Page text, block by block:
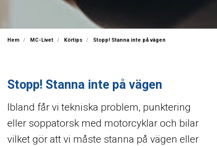
Hem MC-Livet Körtips Stopp! Stanna inte på vägen
Stopp! Stanna inte på vägen
Ibland får vi tekniska problem, punktering
eller soppatorsk med motorcyklar och bilar
vilket gör att vi måste stanna på vägen eller